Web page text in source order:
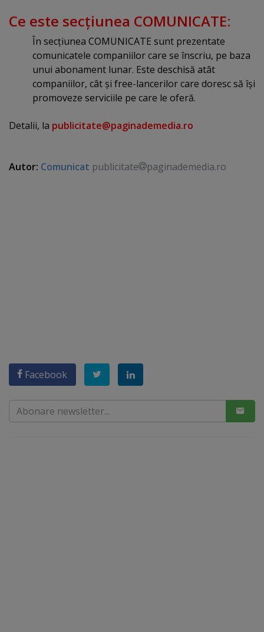
Ce este secţiunea COMUNICATE:
În secţiunea COMUNICATE sunt prezentate
comunicatele companiilor care se înscriu, pe baza
unui abonament lunar. Este deschisă atât
companiilor, cât şi free-lancerilor care doresc să îşi
promoveze serviciile pe care le oferă.
Detalii, la publicitate@paginademedia.ro
Autor: Comunicat publicitate paginademedia.ro
Facebook